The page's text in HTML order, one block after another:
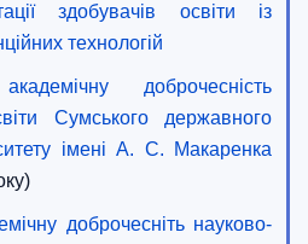
здобувачів освіти із
технологій
доброчесність
Сумського державного
імені А. С. Макаренка
доброчесніть науково-